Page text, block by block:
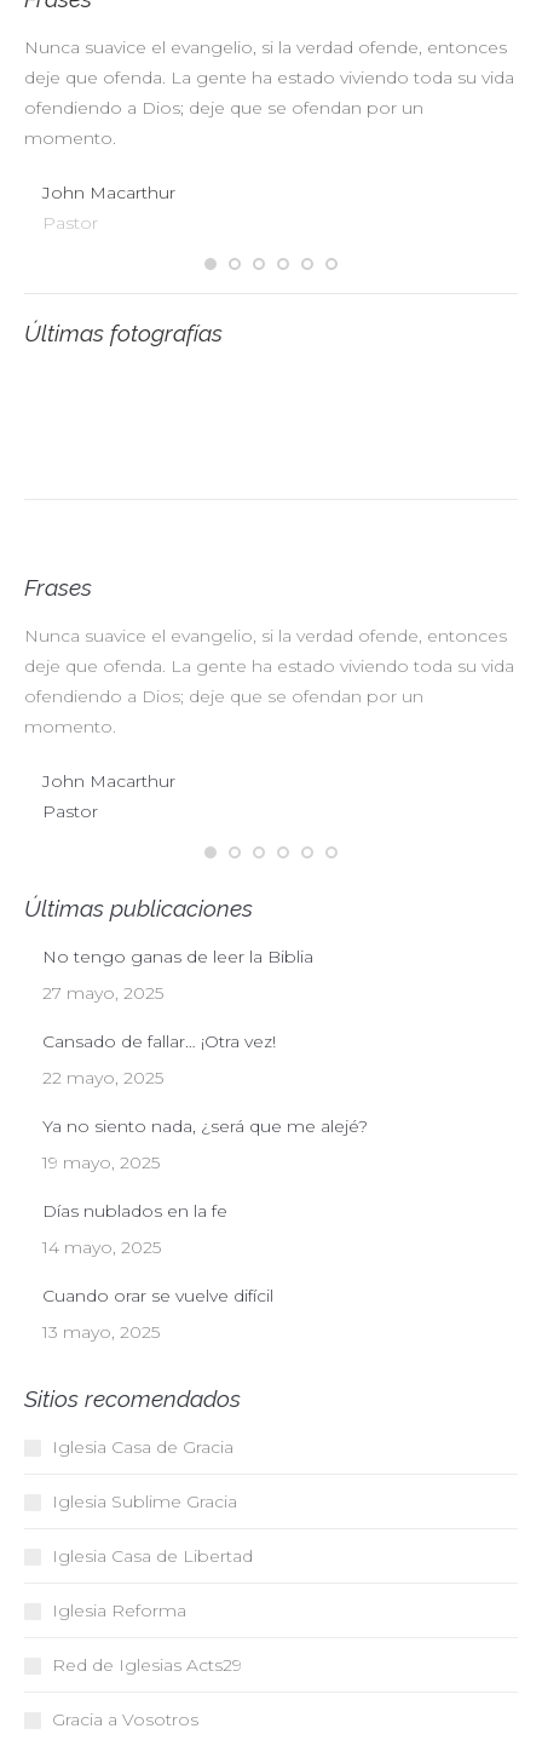
Nunca suavice el evangelio, si la verdad ofende, entonces
deje que ofenda. La gente ha estado viviendo toda su vida
ofendiendo a Dios; deje que se ofendan por un
momento.
John Macarthur
Pastor
Últimas fotografías
Frases
Nunca suavice el evangelio, si la verdad ofende, entonces
deje que ofenda. La gente ha estado viviendo toda su vida
ofendiendo a Dios; deje que se ofendan por un
momento.
John Macarthur
Pastor
Últimas publicaciones
No tengo ganas de leer la Biblia
27 mayo, 2025
Cansado de fallar… ¡Otra vez!
22 mayo, 2025
Ya no siento nada, ¿será que me alejé?
19 mayo, 2025
Días nublados en la fe
14 mayo, 2025
Cuando orar se vuelve difícil
13 mayo, 2025
Sitios recomendados
Iglesia Casa de Gracia
Iglesia Sublime Gracia
Iglesia Casa de Libertad
Iglesia Reforma
Red de Iglesias Acts29
Gracia a Vosotros